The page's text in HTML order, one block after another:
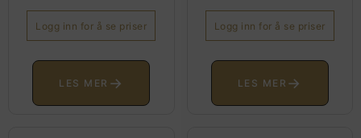
Logg inn for å se priser
LES MER →
Logg inn for å se priser
LES MER →